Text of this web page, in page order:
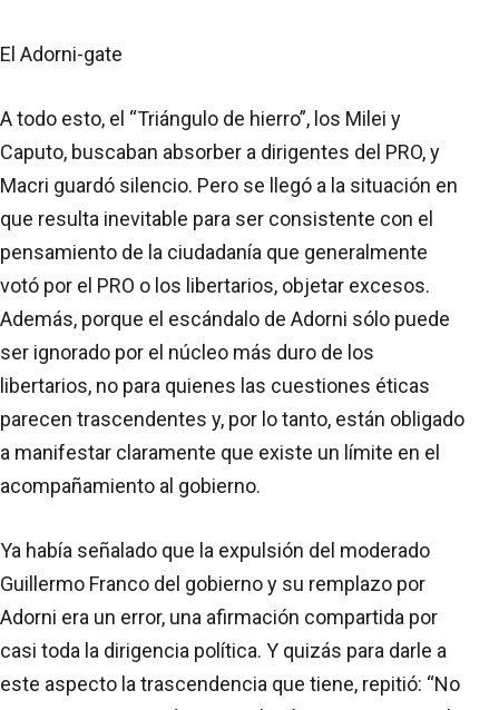
El Adorni-gate
A todo esto, el “Triángulo de hierro”, los Milei y
Caputo, buscaban absorber a dirigentes del PRO, y
Macri guardó silencio. Pero se llegó a la situación en
que resulta inevitable para ser consistente con el
pensamiento de la ciudadanía que generalmente
votó por el PRO o los libertarios, objetar excesos.
Además, porque el escándalo de Adorni sólo puede
ser ignorado por el núcleo más duro de los
libertarios, no para quienes las cuestiones éticas
parecen trascendentes y, por lo tanto, están obligado
a manifestar claramente que existe un límite en el
acompañamiento al gobierno.
Ya había señalado que la expulsión del moderado
Guillermo Franco del gobierno y su remplazo por
Adorni era un error, una afirmación compartida por
casi toda la dirigencia política. Y quizás para darle a
este aspecto la trascendencia que tiene, repitió: “No